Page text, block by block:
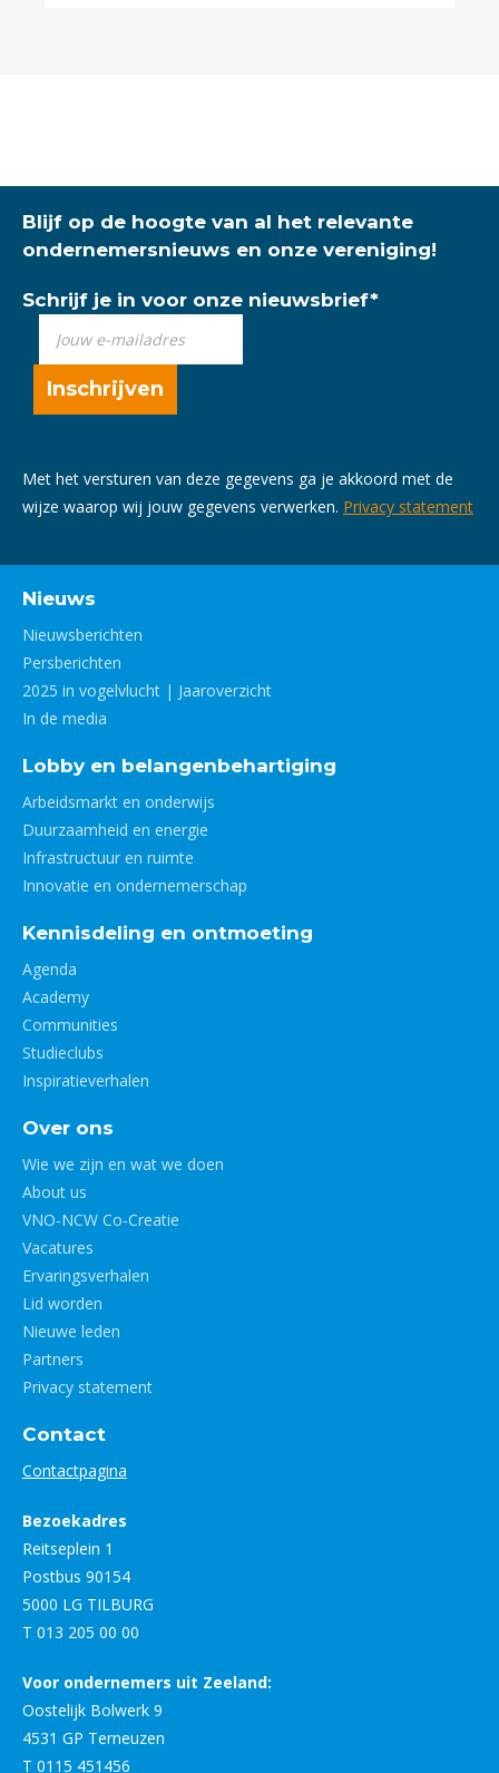
Blijf op de hoogte van al het relevante
ondernemersnieuws en onze vereniging!
Schrijf je in voor onze nieuwsbrief*
Met het versturen van deze gegevens ga je akkoord met de
wijze waarop wij jouw gegevens verwerken. Privacy statement
Nieuws
Nieuwsberichten
Persberichten
2025 in vogelvlucht | Jaaroverzicht
In de media
Lobby en belangenbehartiging
Arbeidsmarkt en onderwijs
Duurzaamheid en energie
Infrastructuur en ruimte
Innovatie en ondernemerschap
Kennisdeling en ontmoeting
Agenda
Academy
Communities
Studieclubs
Inspiratieverhalen
Over ons
Wie we zijn en wat we doen
About us
VNO-NCW Co-Creatie
Vacatures
Ervaringsverhalen
Lid worden
Nieuwe leden
Partners
Privacy statement
Contact
Contactpagina
Bezoekadres
Reitseplein 1
Postbus 90154
5000 LG TILBURG
T 013 205 00 00
Voor ondernemers uit Zeeland:
Oostelijk Bolwerk 9
4531 GP Terneuzen
T 0115 451456